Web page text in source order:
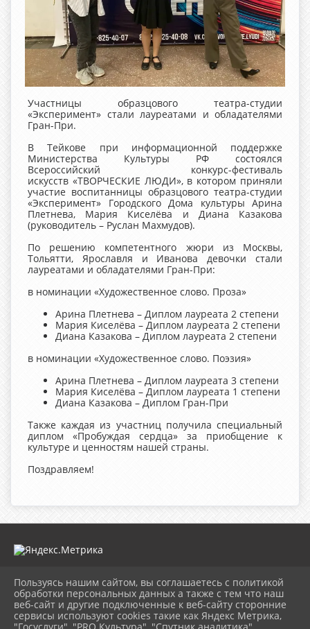
Участницы образцового театра-студии
«Эксперимент» стали лауреатами и обладателями
Гран-При.
В Тейкове при информационной поддержке
Министерства Культуры РФ состоялся
Всероссийский конкурс-фестиваль
искусств «ТВОРЧЕСКИЕ ЛЮДИ», в котором приняли
участие воспитанницы образцового театра-студии
«Эксперимент» Городского Дома культуры Арина
Плетнева, Мария Киселёва и Диана Казакова
(руководитель – Руслан Махмудов).
По решению компетентного жюри из Москвы,
Тольятти, Ярославля и Иванова девочки стали
лауреатами и обладателями Гран-При:
в номинации «Художественное слово. Проза»
Арина Плетнева – Диплом лауреата 2 степени
Мария Киселёва – Диплом лауреата 2 степени
Диана Казакова – Диплом лауреата 2 степени
в номинации «Художественное слово. Поэзия»
Арина Плетнева – Диплом лауреата 3 степени
Мария Киселёва – Диплом лауреата 1 степени
Диана Казакова – Диплом Гран-При
Также каждая из участниц получила специальный
диплом «Пробуждая сердца» за приобщение к
культуре и ценностям нашей страны.
Поздравляем!
2026 г. mugdk.ru
Вход
Карта сайта
Политика обработки персональных данных
Пользуясь нашим сайтом, вы соглашаетесь с политикой
обработки персональных данных а также с тем что наш
веб-сайт и другие подключенные к веб-сайту сторонние
сервисы используют cookies такие как Яндекс Метрика,